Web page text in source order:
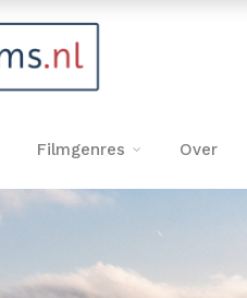
Filmgenres Over